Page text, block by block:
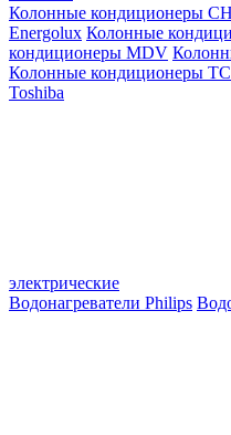
Колонные кондиционеры
Energolux Колонные
кондиционеры MDV
Колонные кондиционеры
Toshiba
электрические
Водонагреватели Philips